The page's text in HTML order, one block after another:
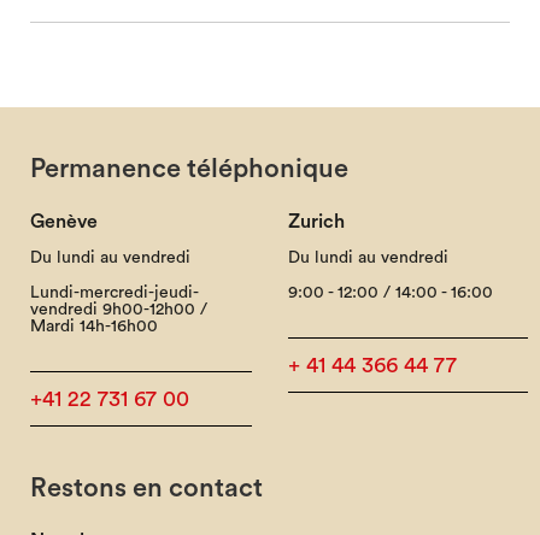
Permanence téléphonique
Genève
Du lundi au vendredi
Lundi-mercredi-jeudi-
vendredi 9h00-12h00 /
Mardi 14h-16h00
+41 22 731 67 00
Zurich
Du lundi au vendredi
9:00 - 12:00 / 14:00 - 16:00
+ 41 44 366 44 77
Restons en contact